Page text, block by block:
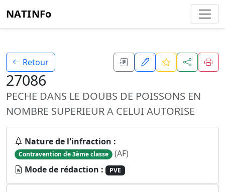
NATINFo
Retour
27086
PECHE DANS LE DOUBS DE POISSONS EN
NOMBRE SUPERIEUR A CELUI AUTORISE
Nature de l'infraction :
Contravention de 3ème classe (AF)
Mode de rédaction :
PVE